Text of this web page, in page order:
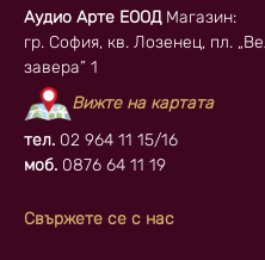
Аудио Арте ЕООДМагазин:
гр. София, кв. Лозенец, пл.
завера” 1
Вижте на картата
тел. 02 964 11 15/16
моб. 0876 64 11 19
Свържете се с нас